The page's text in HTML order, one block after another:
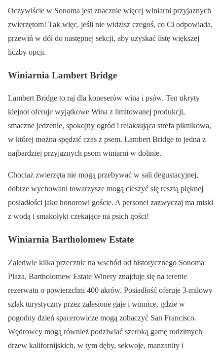
Oczywiście w Sonoma jest znacznie więcej winiarni przyjaznych
zwierzętom! Tak więc, jeśli nie widzisz czegoś, co Ci odpowiada,
przewiń w dół do następnej sekcji, aby uzyskać listę większej
liczby opcji.
Winiarnia Lambert Bridge
Lambert Bridge to raj dla koneserów wina i psów. Ten ukryty
klejnot oferuje wyjątkowe Wina z limitowanej produkcji,
smaczne jedzenie, spokojny ogród i relaksująca strefa piknikowa,
w której można spędzić czas z psem. Lambert Bridge to jedna z
najbardziej przyjaznych psom winiarni w dolinie.
Chociaż zwierzęta nie mogą przebywać w sali degustacyjnej,
dobrze wychowani towarzysze mogą cieszyć się resztą pięknej
posiadłości jako honorowi goście. A personel zazwyczaj ma miski
z wodą i smakołyki czekające na psich gości!
Winiarnia Bartholomew Estate
Zaledwie kilka przecznic na wschód od historycznego Sonoma
Plaza, Bartholomew Estate Winery znajduje się na terenie
rezerwatu o powierzchni 400 akrów. Posiadłość oferuje 3-milowy
szlak turystyczny przez zalesione gaje i winnice, gdzie w
pogodny dzień spacerowicze mogą zobaczyć San Francisco.
Wędrowcy mogą również podziwiać szeroką gamę rodzimych
drzew kalifornijskich, w tym dęby, sekwoje, manzanity i